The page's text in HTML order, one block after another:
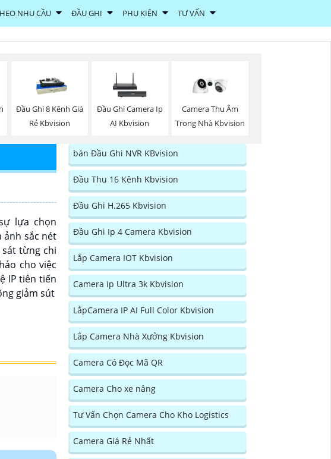
NHU CẦU ĐẦU GHI PHỤ KIỆN TƯ VẤN
Đầu Ghi 8 Kênh Giá
Rẻ Kbvision
Đầu Ghi Camera Ip
AI Kbvision
Camera Thu Âm
Trong Nhà Kbvision
lựa chọn
ảnh sắc nét
sát từng chi
cho việc
IP tiên tiến
giảm sút
bán Đầu Ghi NVR KBvision
Đầu Thu 16 Kênh Kbvision
Đầu Ghi H.265 Kbvision
Đầu Ghi Ip 4 Camera Kbvision
Lắp Camera IOT Kbvision
Camera Ip Ultra 3k Kbvision
LắpCamera IP AI Full Color Kbvision
Lắp Camera Nhà Xưởng Kbvision
Camera Có Đọc Mã QR
Camera Cho xe nâng
Tư Vấn Chọn Camera Cho Kho Logistics
Camera Giá Rẻ Nhất